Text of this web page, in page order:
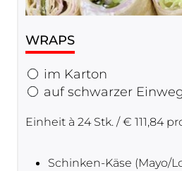
WRAPS
im Karton
auf schwarzer
Einheit à 24 Stk. / € 111,84
Schinken-Käse (Mayo/